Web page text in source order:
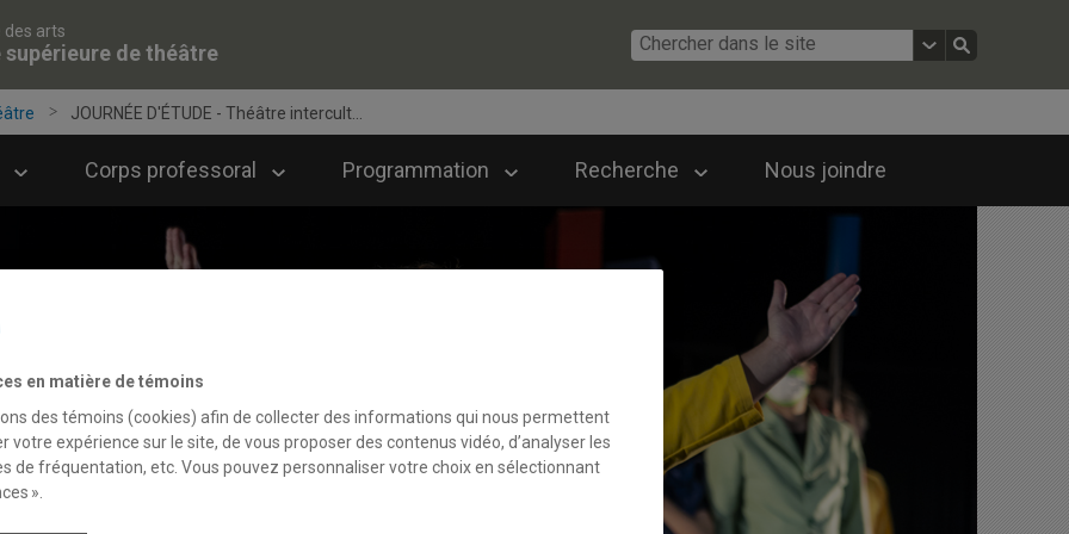
des arts
supérieure de théâtre
JOURNÉE D'ÉTUDE - Théâtre intercult...
Corps professoral Programmation Recherche Nous joindre
en matière de témoins
des témoins (cookies) afin de collecter des informations qui nous permettent
votre expérience sur le site, de vous proposer des contenus vidéo, d’analyser les
de fréquentation, etc. Vous pouvez personnaliser votre choix en sélectionnant
».